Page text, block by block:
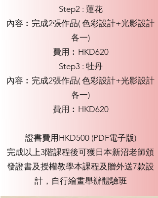
Step2 : 蓮花
內容︰完成2張作品( 色彩設計+光影設計
各一)
費用︰HKD620
Step3 : 牡丹
內容︰完成2張作品( 色彩設計+光影設計
各一)
費用︰HKD620
證書費用HKD500 (PDF電子版)
完成以上3階課程後可獲日本新沼老師頒
發證書及授權教學本課程及贈外送7款設
計，自行繪畫舉辦體驗班